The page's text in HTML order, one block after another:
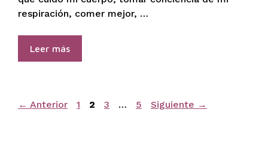
respiración, comer mejor, …
Leer más
← Anterior Página
1 Página
2 Página
3 … Página
5 Siguiente →